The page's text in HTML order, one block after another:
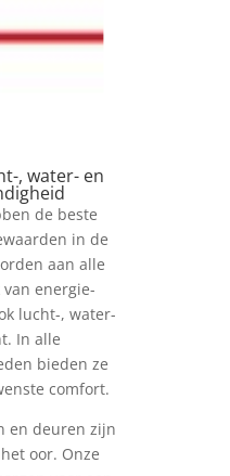
, water- en
de beste
in de
aan alle
energie-
lucht-, water-
In alle
bieden ze
comfort.
en deuren zijn
oor. Onze